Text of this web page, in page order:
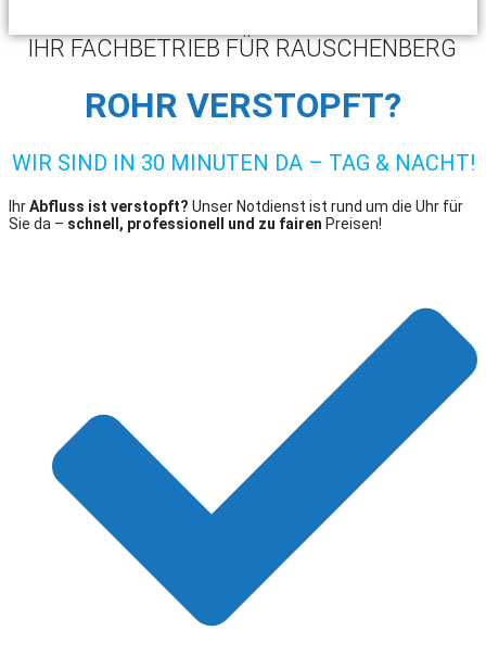
IHR FACHBETRIEB FÜR RAUSCHENBERG
ROHR VERSTOPFT?
WIR SIND IN 30 MINUTEN DA – TAG & NACHT!
IhrAbfluss ist verstopft? Unser Notdienst ist rund um die Uhr für
Sie da – schnell, professionell und zu fairen Preisen!